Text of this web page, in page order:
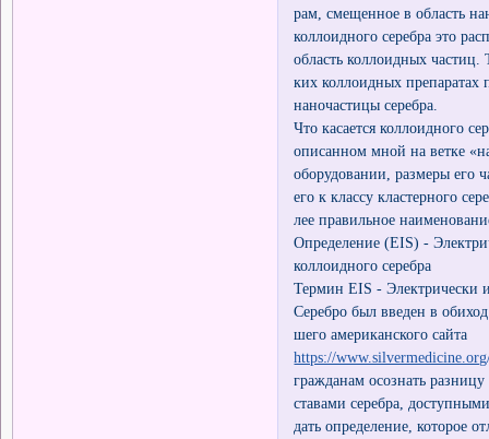
рам, смещенное в область
коллоидного серебра это
область коллоидных частиц.
ких коллоидных препаратах
наночастицы серебра.
Что касается коллоидного
описанном мной на ветке
оборудовании, размеры его
его к классу кластерного
лее правильное
Определение (EIS) -
коллоидного серебра
Термин EIS - Электрически
Серебро был введен в
шего американского сайта
https://
гражданам осознать
ставами серебра,
дать определение, которое